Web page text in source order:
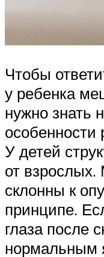
Чтобы
у ребенка
нужно знать
особенности
У детей
от
склонны к
принципе.
глаза после
нормальным